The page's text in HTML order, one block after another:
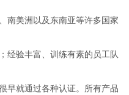
南美洲以及东南亚等许多国家
验丰富、训练有素的员工队
早就通过各种认证。所有产品